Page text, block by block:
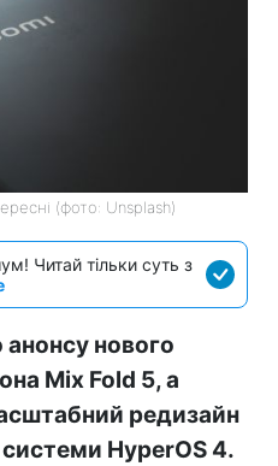
(фото: Unsplash)
Читай тільки суть з
нового
Mix Fold 5, а
редизайн
системи HyperOS 4.